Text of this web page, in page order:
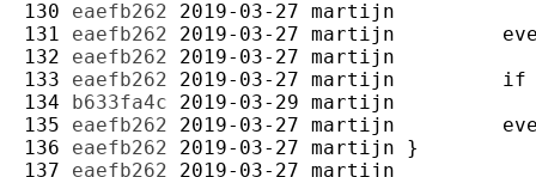
130 eaefb262 2019-03-27 martijn
131 eaefb262 2019-03-27 martijn
132 eaefb262 2019-03-27 martijn
133 eaefb262 2019-03-27 martijn
134 b633fa4c 2019-03-29 martijn
135 eaefb262 2019-03-27 martijn
136 eaefb262 2019-03-27 martijn
137 eaefb262 2019-03-27 martijn